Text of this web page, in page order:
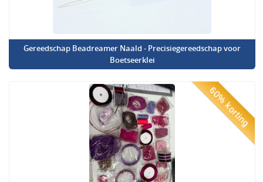
Gereedschap Beadreamer Naald - Precisiegereedschap voor
Boetseerklei
60% korting